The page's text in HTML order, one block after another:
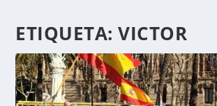
ETIQUETA:VICTOR